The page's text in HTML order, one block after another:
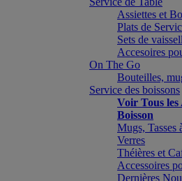
Assiettes et
Plats de
Sets de
Accesoires
On The Go
Bouteilles,
Service des boissons
Voir Tous
Boisson
Mugs, Tasses
Verres
Théières et
Accessoires
Dernières